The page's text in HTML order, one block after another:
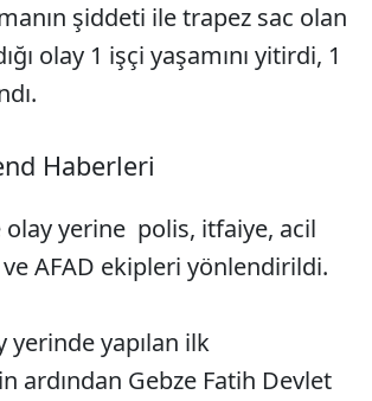
şiddeti ile trapez sac olan
olay 1 işçi yaşamını yitirdi, 1
Haberleri
Sesi Aç
yerine polis, itfaiye, acil
ve AFAD ekipleri yönlendirildi.
yerinde yapılan ilk
ardından Gebze Fatih Devlet